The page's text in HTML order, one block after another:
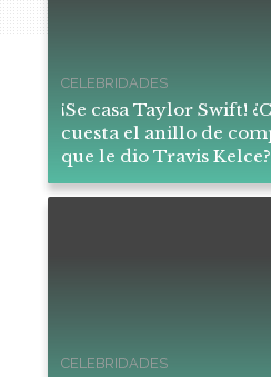
CELEBRIDADES
¡Se casa Taylor Swift!
cuesta el anillo de
que le dio Travis Kelce?
CELEBRIDADES